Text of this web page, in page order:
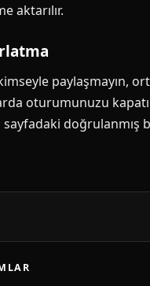
aktarılır.
paylaşmayın,
oturumunuzu
sayfadaki doğrulanmış